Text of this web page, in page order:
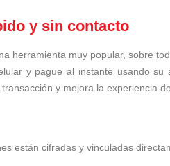
y sin contacto
herramienta muy popular, sobre
y pague al instante usando
y mejora la experiencia
están cifradas y vinculadas